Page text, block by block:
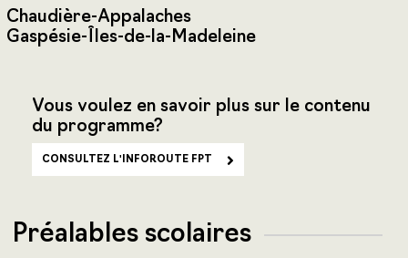
Chaudière-Appalaches
Gaspésie-Îles-de-la-Madeleine
Vous voulez en savoir plus sur le contenu
du programme?
CONSULTEZ L'INFOROUTE FPT
Préalables scolaires